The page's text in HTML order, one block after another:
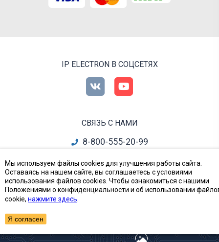
IP ELECTRON В СОЦСЕТЯХ
СВЯЗЬ С НАМИ
8-800-555-20-99
info@ipelectron.ru
все контакты
Приборы, Радиодетали и Электронные компоненты
Мы используем файлы cookies для улучшения работы сайта.
Оставаясь на нашем сайте, вы соглашаетесь с условиями
использования файлов cookies. Чтобы ознакомиться с нашими
Положениями о конфиденциальности и об использовании
cookie, нажмите здесь
Я согласен